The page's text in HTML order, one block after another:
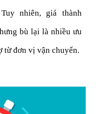
nhiên, giá thành
bù lại là nhiều ưu
từ đơn vị vận chuyển.